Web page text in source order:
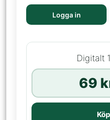
Logga in
Digitalt
69